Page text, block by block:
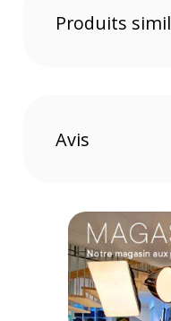
Portage
Poids avec séparateurs :
1 x Everyday Backpack
2 x Séparateurs
1 x Sangle de poitrine
1 x Attache-clés Anchor
2 x Sangles de
Offre valable jusqu'au 06-08-
Produits
Avis